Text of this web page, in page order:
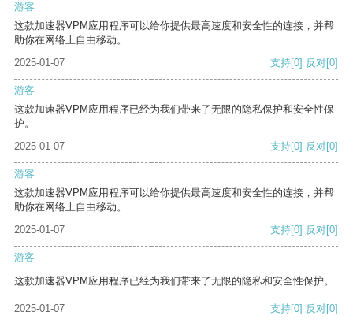
游客
这款加速器VPM应用程序可以给你提供最高速度和安全性的连接，并帮
助你在网络上自由移动。
2025-01-07
支持[0] 反对[0]
游客
这款加速器VPM应用程序已经为我们带来了无限的隐私保护和安全性保
护。
2025-01-07
支持[0] 反对[0]
游客
这款加速器VPM应用程序可以给你提供最高速度和安全性的连接，并帮
助你在网络上自由移动。
2025-01-07
支持[0] 反对[0]
游客
这款加速器VPM应用程序已经为我们带来了无限的隐私和安全性保护。
2025-01-07 支持[0] 反对[0]